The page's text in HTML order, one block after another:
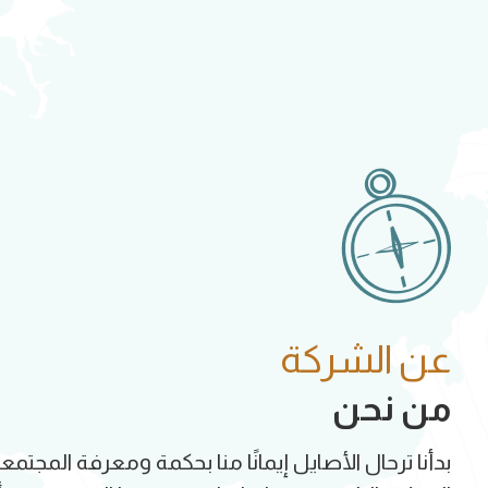
عن الشركة
من نحن
بدأنا ترحال الأصايل إيمانًا منا بحكمة ومعرفة